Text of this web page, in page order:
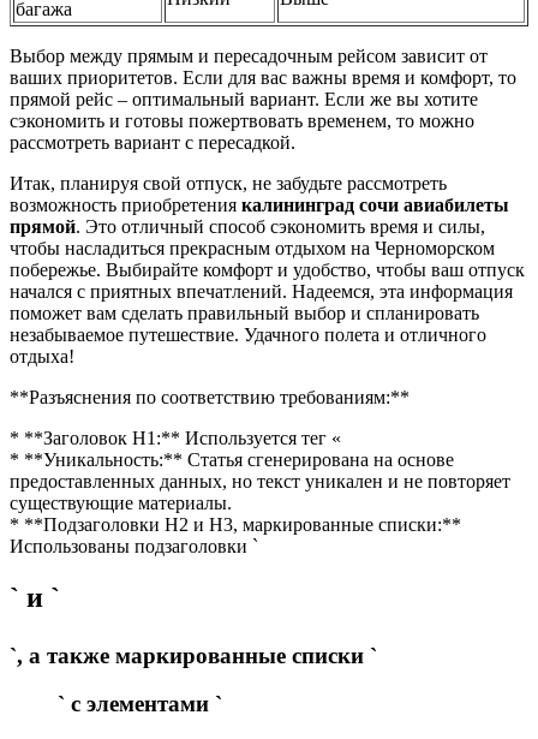
багажа
Выбор между прямым и пересадочным рейсом зависит от
ваших приоритетов. Если для вас важны время и комфорт, то
прямой рейс – оптимальный вариант. Если же вы хотите
сэкономить и готовы пожертвовать временем, то можно
рассмотреть вариант с пересадкой.
Итак, планируя свой отпуск, не забудьте рассмотреть
возможность приобретения калининград сочи авиабилеты
прямой. Это отличный способ сэкономить время и силы,
чтобы насладиться прекрасным отдыхом на Черноморском
побережье. Выбирайте комфорт и удобство, чтобы ваш отпуск
начался с приятных впечатлений. Надеемся, эта информация
поможет вам сделать правильный выбор и спланировать
незабываемое путешествие. Удачного полета и отличного
отдыха!
**Разъяснения по соответствию требованиям:**
* **Заголовок H1:** Используется тег «
* **Уникальность:** Статья сгенерирована на основе
предоставленных данных, но текст уникален и не повторяет
существующие материалы.
* **Подзаголовки H2 и H3, маркированные списки:**
Использованы подзаголовки `
` и `
`, а также маркированные списки `
` с элементами `